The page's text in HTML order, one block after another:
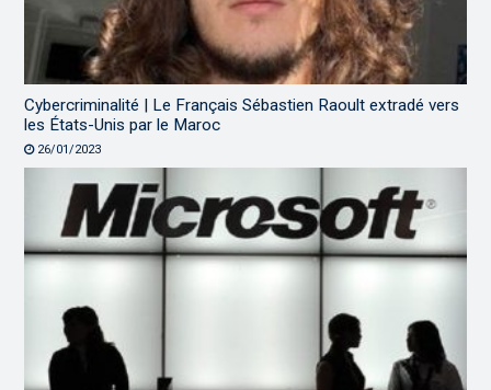
Cybercriminalité | Le Français Sébastien Raoult extradé vers
les États-Unis par le Maroc
26/01/2023